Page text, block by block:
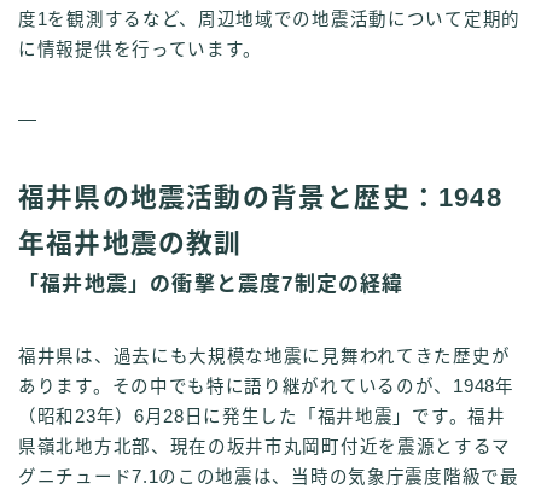
度1を観測するなど、周辺地域での地震活動について定期的
に情報提供を行っています。
—
福井県の地震活動の背景と歴史：1948
年福井地震の教訓
「福井地震」の衝撃と震度7制定の経緯
福井県は、過去にも大規模な地震に見舞われてきた歴史が
あります。その中でも特に語り継がれているのが、1948年
（昭和23年）6月28日に発生した「福井地震」です。福井
県嶺北地方北部、現在の坂井市丸岡町付近を震源とするマ
グニチュード7.1のこの地震は、当時の気象庁震度階級で最